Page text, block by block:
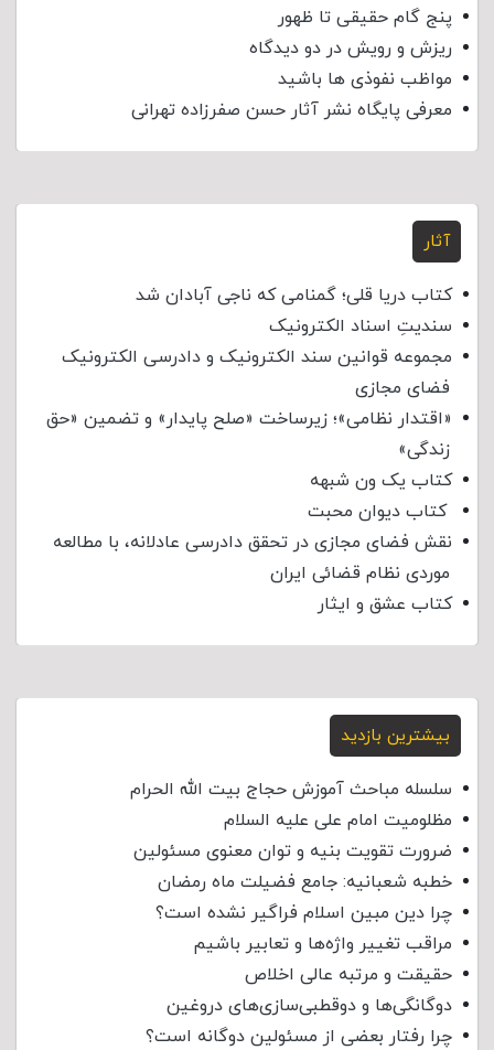
پنج گام حقیقی تا ظهور
ریزش و رویش در دو دیدگاه
مواظب نفوذی‌ ها باشید
معرفی پایگاه نشر آثار حسن صفرزاده تهرانی
آثار
کتاب دریا قلی؛ گمنامی که ناجی آبادان شد
سندیتِ اسناد الکترونیک
مجموعه قوانین سند الکترونیک و دادرسی الکترونیک
فضای مجازی
«اقتدار نظامی»؛ زیرساخت «صلح پایدار» و تضمین «حق
زندگی»
کتاب یک ون شبهه
کتاب دیوان محبت
نقش فضای مجازی در تحقق دادرسی عادلانه، با مطالعه
موردی نظام قضائی ایران
کتاب عشق و ایثار
بیشترین بازدید
سلسله مباحث آموزش حجاج بیت الله الحرام
مظلومیت امام علی علیه السلام
ضرورت تقویت بنیه و توان معنوی مسئولین
خطبه شعبانیه: جامع فضیلت ماه رمضان
چرا دین مبین اسلام فراگیر نشده است؟
مراقب تغییر واژه‌ها و تعابیر باشیم
حقیقت و مرتبه عالی اخلاص
دوگانگی‌ها و دوقطبی‌سازی‌های دروغین
چرا رفتار بعضی از مسئولین دوگانه است؟